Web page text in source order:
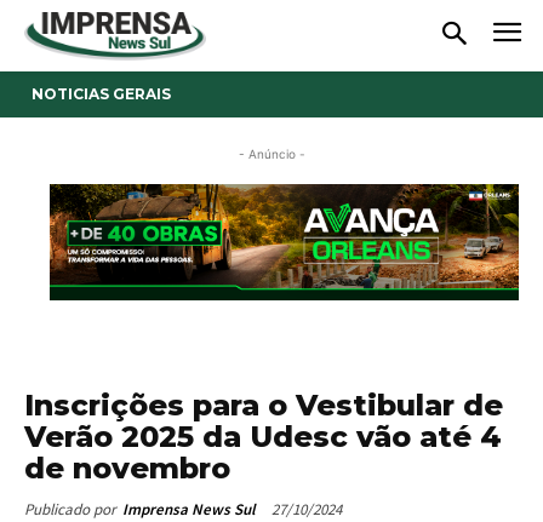
NOTICIAS GERAIS
- Anúncio -
Inscrições para o Vestibular de
Verão 2025 da Udesc vão até 4
de novembro
Publicado por Imprensa News Sul 27/10/2024